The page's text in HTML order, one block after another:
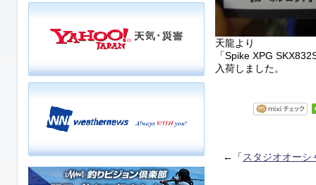
天龍より
「Spike XPG
入荷しました。
←「 スタジオオーシ